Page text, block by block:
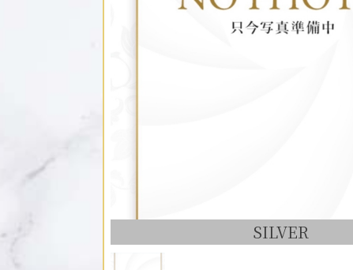
SILVER